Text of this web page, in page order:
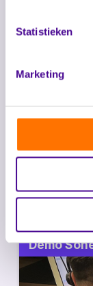
Statistieken
Marketing
gemonitord
het mogelijk
Meer
Heb je een
meer weten
Neem
Demo